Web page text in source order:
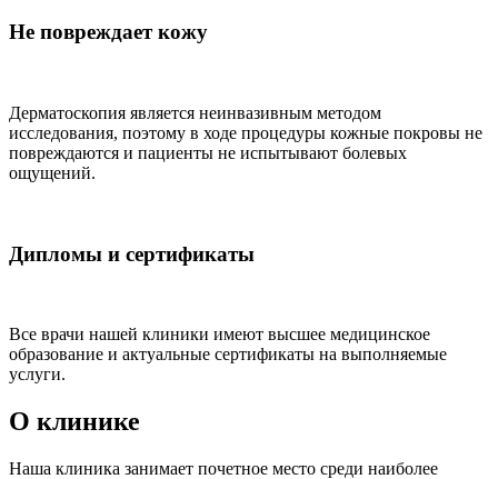
Не повреждает кожу
Дерматоскопия является неинвазивным методом
исследования, поэтому в ходе процедуры кожные покровы не
повреждаются и пациенты не испытывают болевых
ощущений.
Дипломы и сертификаты
Все врачи нашей клиники имеют высшее медицинское
образование и актуальные сертификаты на выполняемые
услуги.
О клинике
Наша клиника занимает почетное место среди наиболее